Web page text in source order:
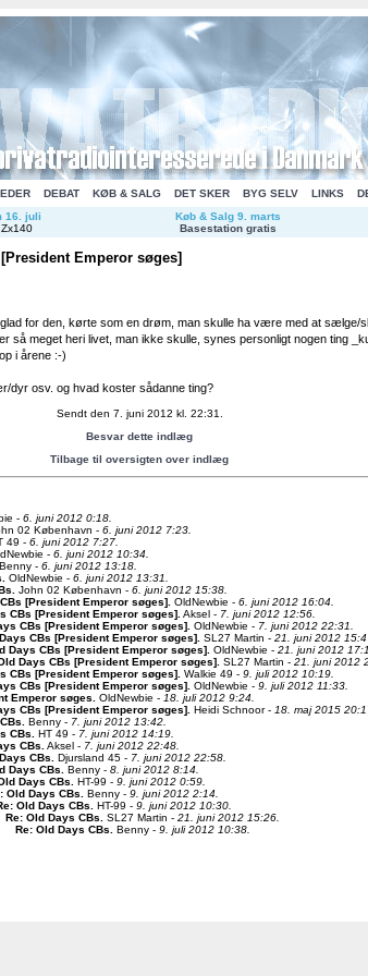
DEBAT KØB & SALG DET SKER BYG SELV LINKS
16. juli
Zx140
Køb & Salg 9. marts
Basestation gratis
Emperor søges]
for den, kørte som en drøm, man skulle ha være med at sælge/
så meget heri livet, man ikke skulle, synes personligt nogen ting
i årene :-)
dyr osv. og hvad koster sådanne ting?
Sendt den 7. juni 2012 kl. 22:31.
Besvar dette indlæg
Tilbage til oversigten over indlæg
- 6. juni 2012 0:18.
02 København - 6. juni 2012 7:23.
49 - 6. juni 2012 7:27.
- 6. juni 2012 10:34.
Benny - 6. juni 2012 13:18.
OldNewbie - 6. juni 2012 13:31.
John 02 København - 6. juni 2012 15:38.
[President Emperor søges] OldNewbie - 6. juni 2012 16:04.
CBs [President Emperor søges] Aksel - 7. juni 2012 12:56.
CBs [President Emperor søges] OldNewbie - 7. juni 2012 22:31.
CBs [President Emperor søges] SL27 Martin - 21. juni 2012
Days CBs [President Emperor søges] OldNewbie - 21. juni 2012
Days CBs [President Emperor søges] SL27 Martin - 21. juni 2012
CBs [President Emperor søges] Walkie 49 - 9. juli 2012 10:19.
CBs [President Emperor søges] OldNewbie - 9. juli 2012 11:33.
Emperor søges
OldNewbie - 18. juli 2012 9:24.
CBs [President Emperor søges] Heidi Schnoor - 18. maj 2015
Benny - 7. juni 2012 13:42.
CBs
HT 49 - 7. juni 2012 14:19.
CBs Aksel - 7. juni 2012 22:48.
CBs
Djursland 45 - 7. juni 2012 22:58.
Days CBs
Benny - 8. juni 2012 8:14.
Days CBs
HT-99 - 9. juni 2012 0:59.
Old Days CBs
Benny - 9. juni 2012 2:14.
Old Days CBs
HT-99 - 9. juni 2012 10:30.
Re: Old Days CBs
SL27 Martin - 21. juni 2012 15:26.
Re: Old Days CBs
Benny - 9. juli 2012 10:38.